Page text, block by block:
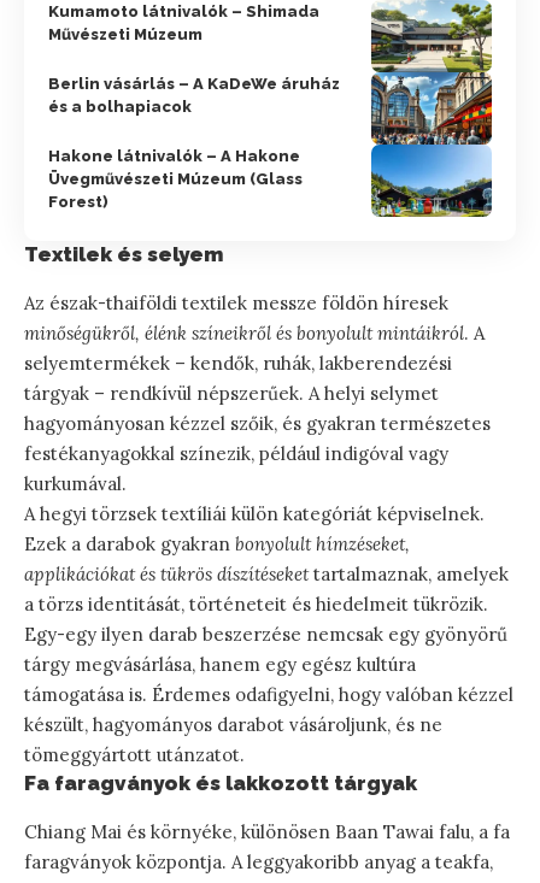
Kumamoto látnivalók – Shimada
Művészeti Múzeum
Berlin vásárlás – A KaDeWe áruház
és a bolhapiacok
Hakone látnivalók – A Hakone
Üvegművészeti Múzeum (Glass
Forest)
Textilek és selyem
Az észak-thaiföldi textilek messze földön híresek
minőségükről, élénk színeikről és bonyolult mintáikról. A
selyemtermékek – kendők, ruhák, lakberendezési
tárgyak – rendkívül népszerűek. A helyi selymet
hagyományosan kézzel szőik, és gyakran természetes
festékanyagokkal színezik, például indigóval vagy
kurkumával.
A hegyi törzsek textíliái külön kategóriát képviselnek.
Ezek a darabok gyakran bonyolult hímzéseket,
applikációkat és tükrös díszítésekettartalmaznak, amelyek
a törzs identitását, történeteit és hiedelmeit tükrözik.
Egy-egy ilyen darab beszerzése nemcsak egy gyönyörű
tárgy megvásárlása, hanem egy egész kultúra
támogatása is. Érdemes odafigyelni, hogy valóban kézzel
készült, hagyományos darabot vásároljunk, és ne
tömeggyártott utánzatot.
Fa faragványok és lakkozott tárgyak
Chiang Mai és környéke, különösen Baan Tawai falu, a fa
faragványok központja. A leggyakoribb anyag a teakfa,